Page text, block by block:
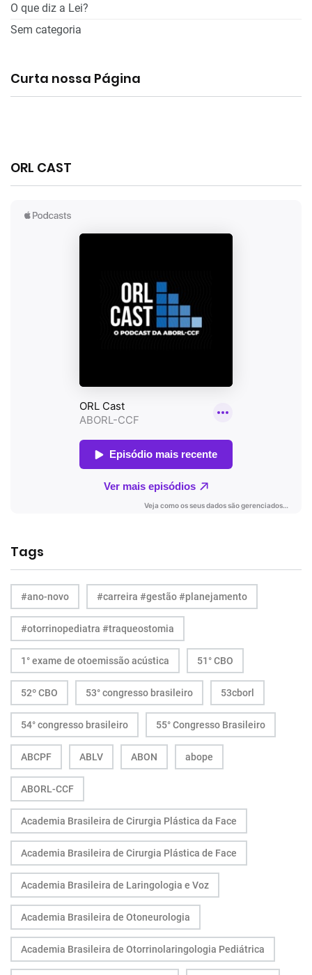
O que diz a Lei?
Sem categoria
Curta nossa Página
ORL CAST
Tags
#ano-novo #carreira #gestão #planejamento
#otorrinopediatra #traqueostomia
1° exame de otoemissão acústica 51° CBO
52º CBO 53° congresso brasileiro 53cborl
54° congresso brasileiro 55° Congresso Brasileiro
ABCPF ABLV ABON abope
ABORL-CCF
Academia Brasileira de Cirurgia Plástica da Face
Academia Brasileira de Cirurgia Plástica de Face
Academia Brasileira de Laringologia e Voz
Academia Brasileira de Otoneurologia
Academia Brasileira de Otorrinolaringologia Pediátrica